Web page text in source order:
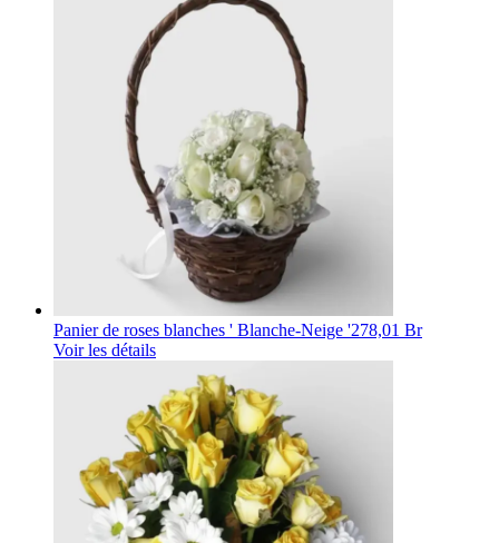
Panier de roses blanches ' Blanche-Neige '278,01 Br
Voir les détails